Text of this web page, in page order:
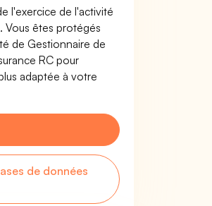
l'exercice de l'activité
Vous êtes protégés
de Gestionnaire de
RC pour
adaptée à votre
de données